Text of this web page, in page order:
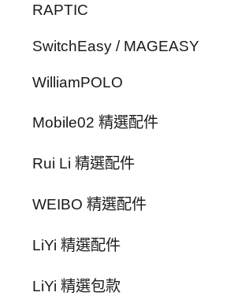
RAPTIC
SwitchEasy / MAGEASY
WilliamPOLO
Mobile02 精選配件
Rui Li 精選配件
WEIBO 精選配件
LiYi 精選配件
LiYi 精選包款